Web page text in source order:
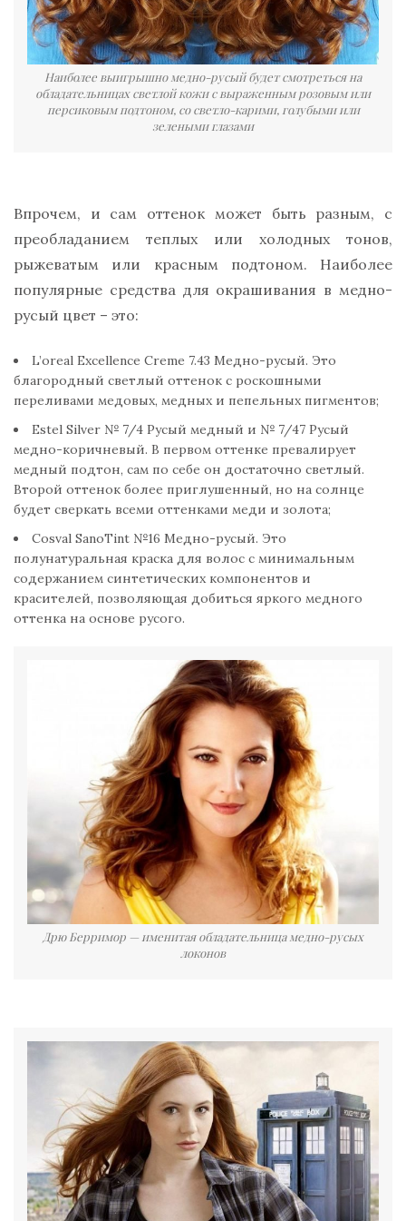
Наиболее выигрышно медно-русый будет смотреться на
обладательницах светлой кожи с выраженным розовым или
персиковым подтоном, со светло-карими, голубыми или
зелеными глазами
Впрочем, и сам оттенок может быть разным, с
преобладанием теплых или холодных тонов,
рыжеватым или красным подтоном. Наиболее
популярные средства для окрашивания в медно-
русый цвет – это:
L’oreal Excellence Creme 7.43 Медно-русый. Это
благородный светлый оттенок с роскошными
переливами медовых, медных и пепельных пигментов;
Estel Silver № 7/4 Русый медный и № 7/47 Русый
медно-коричневый. В первом оттенке превалирует
медный подтон, сам по себе он достаточно светлый.
Второй оттенок более приглушенный, но на солнце
будет сверкать всеми оттенками меди и золота;
Cosval SanoTint №16 Медно-русый. Это
полунатуральная краска для волос с минимальным
содержанием синтетических компонентов и
красителей, позволяющая добиться яркого медного
оттенка на основе русого.
Дрю Берримор — именитая обладательница медно-русых
локонов